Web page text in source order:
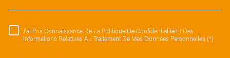
RÈGLEMENTATION
J'ai Pris Connaissance De La Politique De Confidentialité Et Des
Informations Relatives Au Traitement De Mes Données Personnelles (*)